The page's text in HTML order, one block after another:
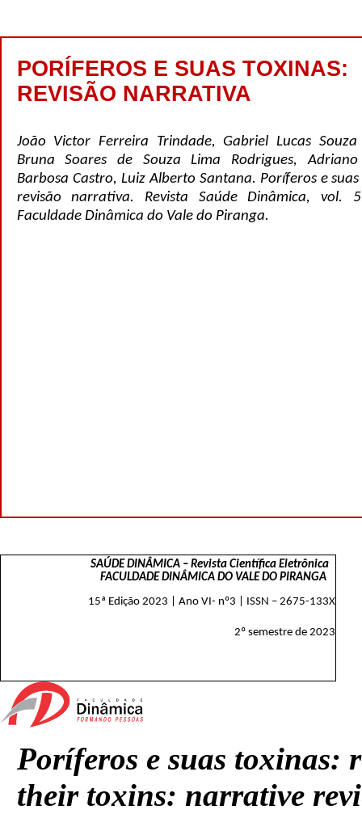
PORÍFEROS E SUAS TOXINAS:
REVISÃO NARRATIVA
João Victor Ferreira Trindade, Gabriel Lucas
Bruna Soares de Souza Lima Rodrigues, Adriano
Barbosa Castro, Luiz Alberto Santana. Poríferos e
revisão narrativa. Revista Saúde Dinâmica, vol.
Faculdade Dinâmica do Vale do Piranga.
SAÚDE DINÂMICA – Revista Científica Eletrônica
FACULDADE DINÂMICA DO VALE DO PIRANGA
15ª Edição 2023 | Ano VI- nº3 | ISSN – 2675-133X
2º semestre de 2023
Poríferos e suas toxinas:
their toxins: narrative